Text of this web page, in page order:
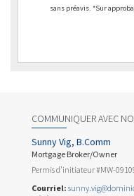
sans préavis. *Sur
COMMUNIQUER AVEC
Sunny Vig, B.Comm
Mortgage Broker/Owner
Permis d’initiateur #MW-
Courriel: